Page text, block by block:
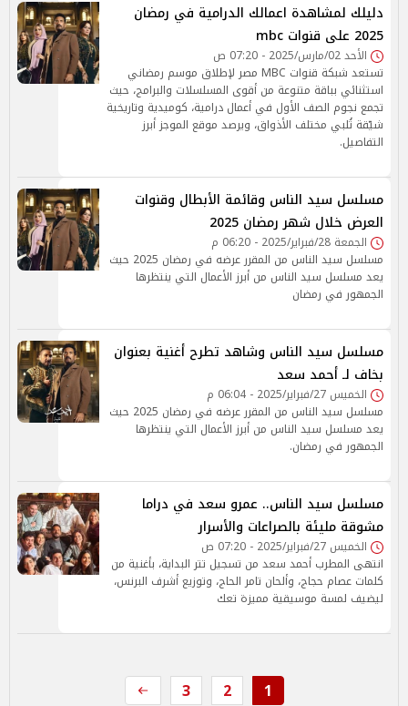
دليلك لمشاهدة اعمالك الدرامية في رمضان
2025 على قنوات mbc
الأحد 02/مارس/2025 - 07:20 ص
تستعد شبكة قنوات MBC مصر لإطلاق موسم رمضاني
استثنائي بباقة متنوعة من أقوى المسلسلات والبرامج، حيث
تجمع نجوم الصف الأول في أعمال درامية، كوميدية وتاريخية
شيّقة تُلبي مختلف الأذواق، ويرصد موقع الموجز أبرز
التفاصيل.
مسلسل سيد الناس وقائمة الأبطال وقنوات
العرض خلال شهر رمضان 2025
الجمعة 28/فبراير/2025 - 06:20 م
مسلسل سيد الناس من المقرر عرضه في رمضان 2025 حيث
يعد مسلسل سيد الناس من أبرز الأعمال التي ينتظرها
الجمهور في رمضان
مسلسل سيد الناس وشاهد تطرح أغنية بعنوان
بخاف لـ أحمد سعد
الخميس 27/فبراير/2025 - 06:04 م
مسلسل سيد الناس من المقرر عرضه في رمضان 2025 حيث
يعد مسلسل سيد الناس من أبرز الأعمال التي ينتظرها
الجمهور في رمضان.
مسلسل سيد الناس.. عمرو سعد في دراما
مشوقة مليئة بالصراعات والأسرار
الخميس 27/فبراير/2025 - 07:20 ص
انتهى المطرب أحمد سعد من تسجيل تتر البداية، بأغنية من
كلمات عصام حجاج، وألحان تامر الحاج، وتوزيع أشرف البرنس،
ليضيف لمسة موسيقية مميزة تعك
1
2
3